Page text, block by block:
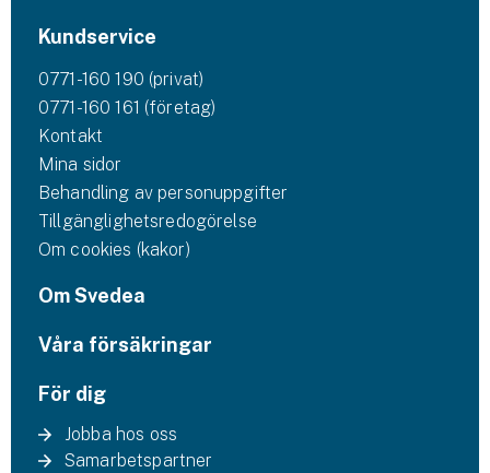
Kundservice
0771-160 190 (privat)
0771-160 161 (företag)
Kontakt
Mina sidor
Behandling av personuppgifter
Tillgänglighetsredogörelse
Om cookies (kakor)
Om Svedea
Våra försäkringar
För dig
Jobba hos oss
Samarbetspartner